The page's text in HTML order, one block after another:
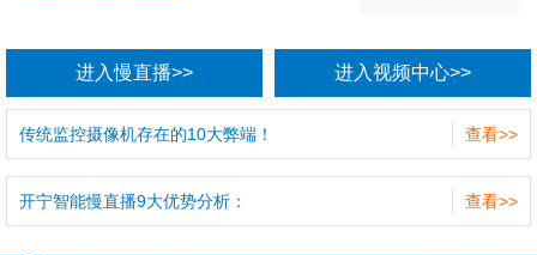
进入慢直播>> 进入视频中心>>
查看>>
传统监控摄像机存在的10大弊端！
查看>>
开宁智能慢直播9大优势分析：